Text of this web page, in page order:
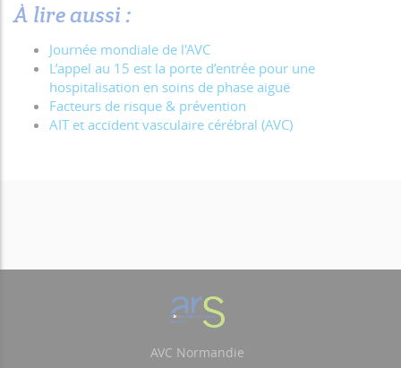
À lire aussi :
Journée mondiale de l'AVC
L’appel au 15 est la porte d’entrée pour une
hospitalisation en soins de phase aiguë
Facteurs de risque & prévention
AIT et accident vasculaire cérébral (AVC)
AVC Normandie